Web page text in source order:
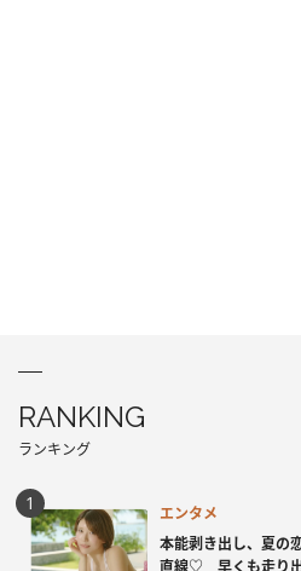
RANKING
ランキング
エンタメ
本能剥き出し、夏の